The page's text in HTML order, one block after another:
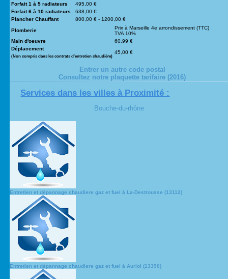
Forfait 1 à 5 radiateurs
495,00 €
Forfait 6 à 10 radiateurs
638,00 €
Plancher Chauffant
800,00 € - 1200,00 €
Plomberie
Prix à Marseille 4e arrondissement (TTC)
TVA 10%
Main d'oeuvre
60,99 €
Déplacement
(Non compris dans les contrats d'entretien chaudière)
45,00 €
Entrer un autre code postal
Consultez notre plaquette tarifaire (2016)
Services dans les villes à Proximité :
Bouche-du-rhône
Entretien et dépannage chaudiere gaz et fuel à La-Destrousse (13112)
Entretien et dépannage chaudiere gaz et fuel à Auriol (13390)